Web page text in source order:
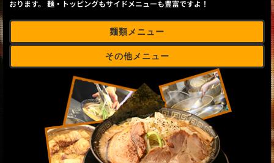
おります。 麺・トッピングもサイドメニューも豊富ですよ！
麺類メニュー
その他メニュー